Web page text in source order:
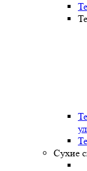
Сухие